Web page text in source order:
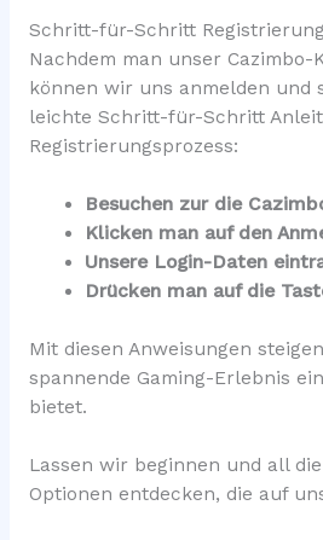
Schritt-für-Schritt
Nachdem man unser
können wir uns anmelden und
leichte Schritt-für-Schritt
Registrierungsprozess:
Besuchen zur die
Klicken man auf den
Unsere Login-Daten
Drücken man auf die
Mit diesen Anweisungen
spannende Gaming-Erlebnis
bietet.
Lassen wir beginnen und all
Optionen entdecken, die auf